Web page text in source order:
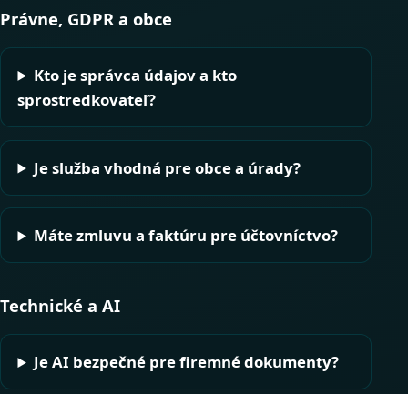
Právne, GDPR a obce
Kto je správca údajov a kto
sprostredkovateľ?
Je služba vhodná pre obce a úrady?
Máte zmluvu a faktúru pre účtovníctvo?
Technické a AI
Je AI bezpečné pre firemné dokumenty?